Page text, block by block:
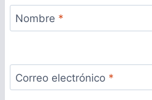
Nombre *
Correo electrónico *